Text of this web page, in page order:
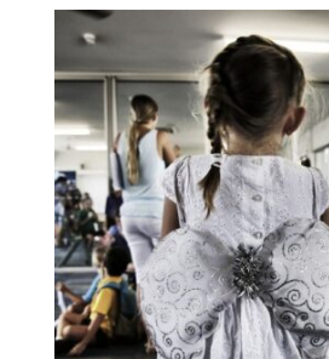
da
220,00 €
a
490,00 €